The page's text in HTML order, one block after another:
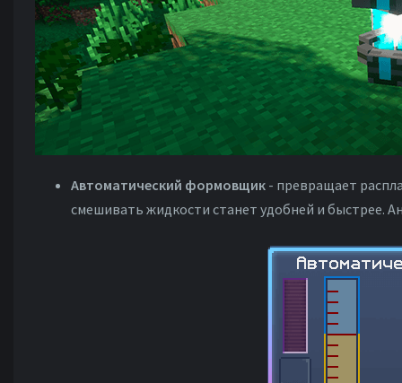
Автоматический формовщик - превращает
смешивать жидкости станет удобней и быстрее.